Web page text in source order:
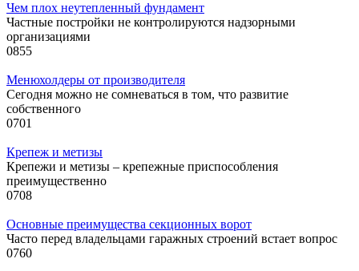
Чем плох неутепленный фундамент
Частные постройки не контролируются надзорными
организациями
0855
Менюхолдеры от производителя
Сегодня можно не сомневаться в том, что развитие
собственного
0701
Крепеж и метизы
Крепежи и метизы – крепежные приспособления
преимущественно
0708
Основные преимущества секционных ворот
Часто перед владельцами гаражных строений встает вопрос
0760